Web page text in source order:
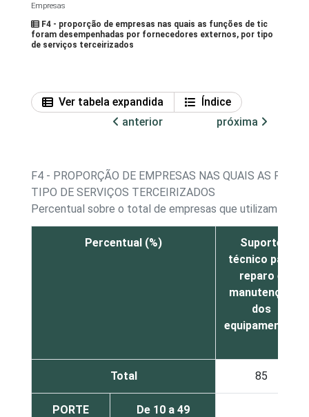
Empresas
F4 - proporção de empresas nas quais as funções de tic
foram desempenhadas por fornecedores externos, por tipo
de serviços terceirizados
Ver tabela expandida
Índice
anterior
próxima
F4 - PROPORÇÃO DE EMPRESAS NAS QUAIS AS
TIPO DE SERVIÇOS TERCEIRIZADOS
Percentual sobre o total de empresas que utilizam
Percentual (%)
Suporte
técnico para
reparo e
manutenção
dos
equipamentos
Total 85
PORTE
De 10 a 49